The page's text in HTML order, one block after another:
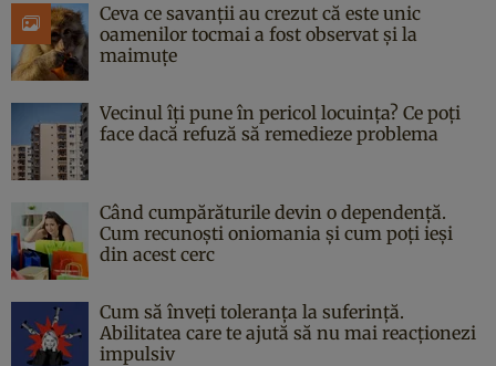
Ceva ce savanții au crezut că este unic
oamenilor tocmai a fost observat și la
maimuțe
Vecinul îți pune în pericol locuința? Ce poți
face dacă refuză să remedieze problema
Când cumpărăturile devin o dependență.
Cum recunoști oniomania și cum poți ieși
din acest cerc
Cum să înveți toleranța la suferință.
Abilitatea care te ajută să nu mai reacționezi
impulsiv